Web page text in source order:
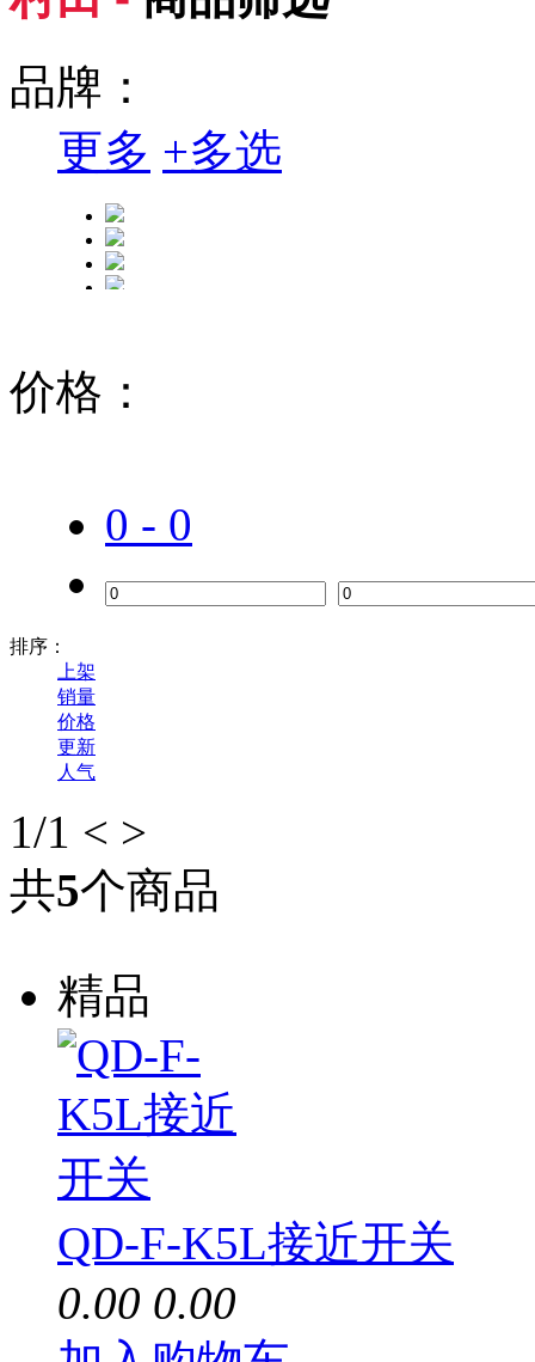
品牌：
更多 +多选
价格：
0 - 0
排序：
上架
销量
价格
更新
人气
1/1 < >
共5个商品
精品
QD-F-K5L接近开关
0.00 0.00